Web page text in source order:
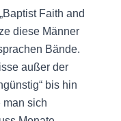
Faith and
diese Männer
Bände.
außer der
bis hin
man sich